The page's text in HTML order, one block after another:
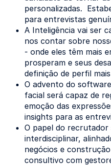
personalizadas.
para entrevistas
A Inteligência vai ser
nos contar sobre
- onde eles têm mais
prosperam e seus
definição de perfil
O advento do
facial será capaz de
emoção das
insights para as
O papel do recrutador
interdisciplinar,
negócios e
consultivo com